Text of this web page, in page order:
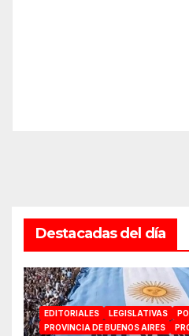
Destacadas del día
EDITORIALES LEGISLATIVAS
PROVINCIA DE BUENOS AIRES